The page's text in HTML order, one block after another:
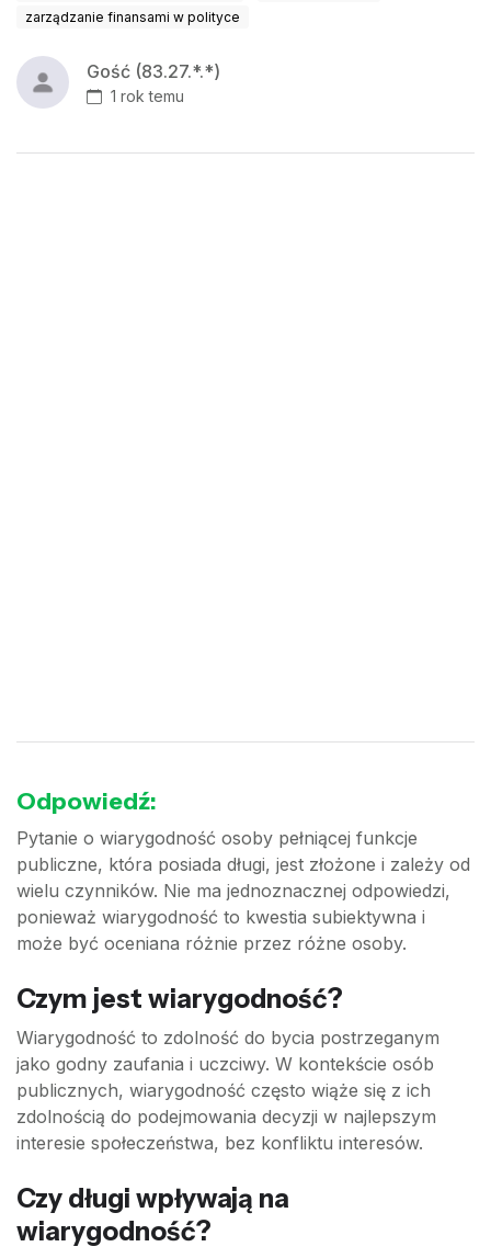
zarządzanie finansami w polityce
Gość (83.27.*.*)
1 rok temu
Odpowiedź:
Pytanie o wiarygodność osoby pełniącej funkcje
publiczne, która posiada długi, jest złożone i zależy od
wielu czynników. Nie ma jednoznacznej odpowiedzi,
ponieważ wiarygodność to kwestia subiektywna i
może być oceniana różnie przez różne osoby.
Czym jest wiarygodność?
Wiarygodność to zdolność do bycia postrzeganym
jako godny zaufania i uczciwy. W kontekście osób
publicznych, wiarygodność często wiąże się z ich
zdolnością do podejmowania decyzji w najlepszym
interesie społeczeństwa, bez konfliktu interesów.
Czy długi wpływają na
wiarygodność?